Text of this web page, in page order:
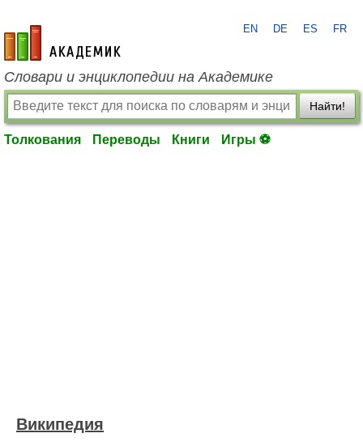
academic.ru
EN DE ES FR
Словари и энциклопедии на Академике
Найти!
Толкования Переводы Книги Игры ⚽
Википедия